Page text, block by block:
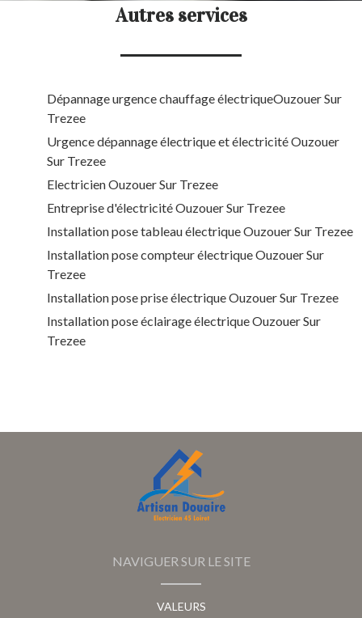
Autres services
Dépannage urgence chauffage électriqueOuzouer Sur
Trezee
Urgence dépannage électrique et électricité Ouzouer
Sur Trezee
Electricien Ouzouer Sur Trezee
Entreprise d'électricité Ouzouer Sur Trezee
Installation pose tableau électrique Ouzouer Sur Trezee
Installation pose compteur électrique Ouzouer Sur
Trezee
Installation pose prise électrique Ouzouer Sur Trezee
Installation pose éclairage électrique Ouzouer Sur
Trezee
NAVIGUER SUR LE SITE
VALEURS